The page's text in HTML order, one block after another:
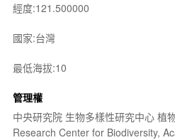
經度:121.500000
國家:台灣
最低海拔:10
管理權
中央研究院 生物多樣性研究中心 植
Research Center for Biodiversity,